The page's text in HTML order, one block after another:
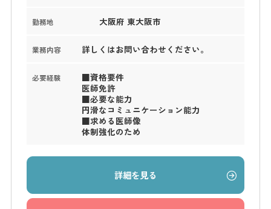
勤務地 大阪府 東大阪市
業務内容 詳しくはお問い合わせください。
必要経験
■資格要件
医師免許
■必要な能力
円滑なコミュニケーション能力
■求める医師像
体制強化のため
詳細を見る